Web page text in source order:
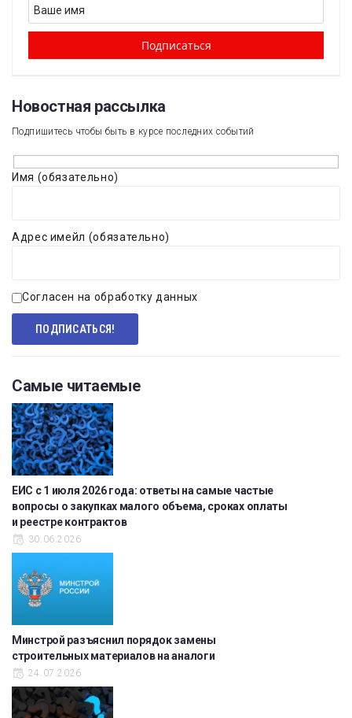
Новостная рассылка​
Подпишитесь чтобы быть в курсе последних событий
Имя (обязательно)
Адрес имейл (обязательно)
Согласен на обработку данных
Самые читаемые
ЕИС с 1 июля 2026 года: ответы на самые частые
вопросы о закупках малого объема, сроках оплаты
и реестре контрактов
30.06.2026
Минстрой разъяснил порядок замены
строительных материалов на аналоги
24.07.2026